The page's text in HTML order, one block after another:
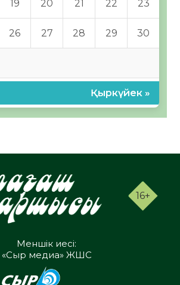
19 20 21 22 23
26 27 28 29 30
Қыркүйек »
16+
Меншік иесі:
«Сыр медиа» ЖШС